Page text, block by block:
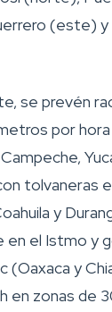
(este) y
se prevén
por
tolvaneras
y
en el Istmo y
(Oaxaca y
en zonas de